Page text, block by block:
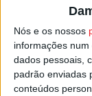
Nós e os nossos
informações
dados pessoais,
padrão enviadas
conteúdos
viseenses,
ex-União 1919,
anos, regressa
subida à II
21 jogos.